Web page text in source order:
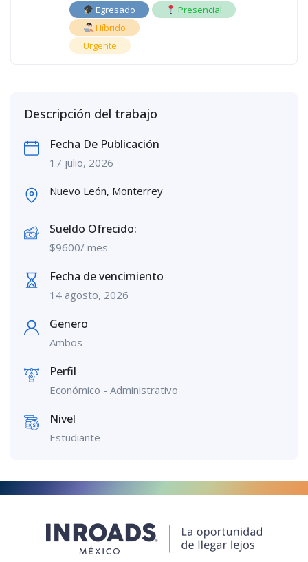
Egresado
Presencial
Híbrido
Urgente
Descripción del trabajo
Fecha De Publicación
17 julio, 2026
Nuevo León, Monterrey
Sueldo Ofrecido:
$9600/ mes
Fecha de vencimiento
14 agosto, 2026
Genero
Ambos
Perfil
Económico - Administrativo
Nivel
Estudiante